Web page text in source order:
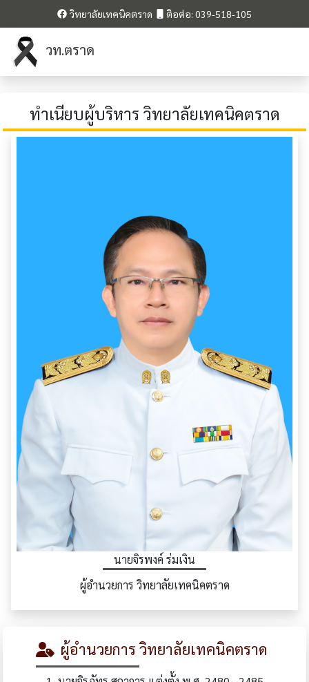
วิทยาลัยเทคนิคตราด ติอต่อ: 039-518-105
วท.ตราด
ทำเนียบผู้บริหาร วิทยาลัยเทคนิคตราด
นายจิรพงค์ ร่มเงิน
ผู้อำนวยการ วิทยาลัยเทคนิคตราด
ผู้อำนวยการ วิทยาลัยเทคนิคตราด